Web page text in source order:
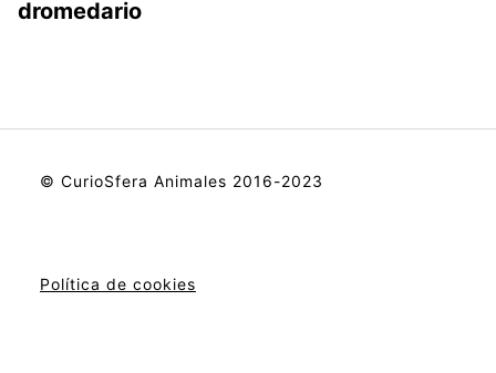
dromedario
© CurioSfera Animales 2016-2023
Política de cookies